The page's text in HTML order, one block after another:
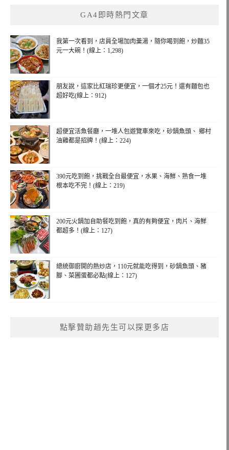
GA4即時熱門文章
我第一次看到，店員全場加肉羹湯，隨你喝到飽，炒麵35
元一大碗！(線上：1,298)
朋友說，這家比紅瑞珍更便宜，一個才25元！還有麵包也
超好吃(線上：912)
超便宜活魚餐廳，一堆人包遊覽車來吃，砂鍋魚頭、 鄉村
油雞都是招牌！(線上：224)
390元吃到飽，挑戰全台最便宜，水果、海鮮、熟食一堆
根本吃不完！(線上：219)
200元火鍋加自助餐吃到飽，真的有夠便宜，肉片、海鮮
都超多！(線上：127)
總統御廚開的熱炒店，110元就能吃得到，砂鍋魚頭、豬
腳、菜圃蛋都必點(線上：127)
點擊贊助趙先生可以探更多店